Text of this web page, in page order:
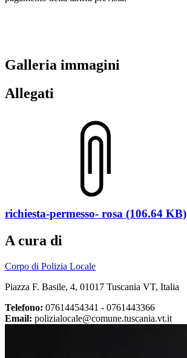
Galleria immagini
Allegati
richiesta-permesso- rosa (106.64 KB)
A cura di
Corpo di Polizia Locale
Piazza F. Basile, 4, 01017 Tuscania VT, Italia
Telefono: 07614454341 - 0761443366
Email: polizialocale@comune.tuscania.vt.it